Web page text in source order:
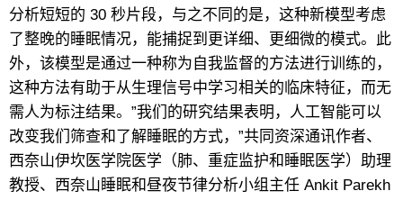
分析短短的 30 秒片段，与之不同的是，这种新模型考虑
了整晚的睡眠情况，能捕捉到更详细、更细微的模式。此
外，该模型是通过一种称为自我监督的方法进行训练的，
这种方法有助于从生理信号中学习相关的临床特征，而无
需人为标注结果。”我们的研究结果表明，人工智能可以
改变我们筛查和了解睡眠的方式，”共同资深通讯作者、
西奈山伊坎医学院医学（肺、重症监护和睡眠医学）助理
教授、西奈山睡眠和昼夜节律分析小组主任 Ankit Parekh